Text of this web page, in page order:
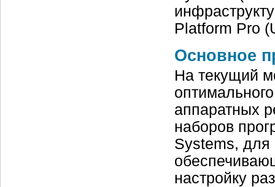
Platform Pro
Основное
На текущий
аппаратных
наборов
Systems, для
настройку